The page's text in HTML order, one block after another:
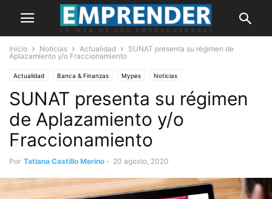
Inicio Noticias Actualidad
SUNAT presenta su régimen de
Aplazamiento y/o Fraccionamiento
Actualidad Banca & Finanzas Mypes Noticias
SUNAT presenta su régimen
de Aplazamiento y/o
Fraccionamiento
Por Tatiana Castillo Merino - 20 agosto, 2020